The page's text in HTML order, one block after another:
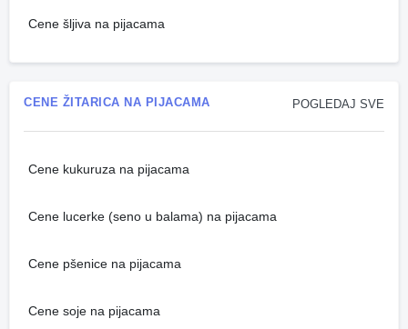
Cene šljiva na pijacama
POGLEDAJ SVE
CENE ŽITARICA NA PIJACAMA
Cene kukuruza na pijacama
Cene lucerke (seno u balama) na pijacama
Cene pšenice na pijacama
Cene soje na pijacama